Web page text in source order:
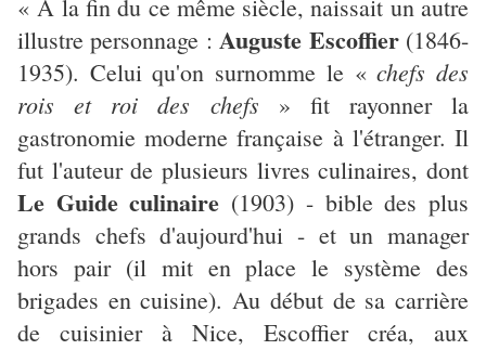
« À la fin du ce même siècle, naissait un autre
illustre personnage :Auguste Escoffier(1846-
1935). Celui qu'on surnomme le «chefs des
rois et roi des chefs » fit rayonner la
gastronomie moderne française à l'étranger. Il
fut l'auteur de plusieurs livres culinaires, dont
Le Guide culinaire (1903) - bible des plus
grands chefs d'aujourd'hui - et un manager
hors pair (il mit en place le système des
brigades en cuisine). Au début de sa carrière
de cuisinier à Nice, Escoffier créa, aux